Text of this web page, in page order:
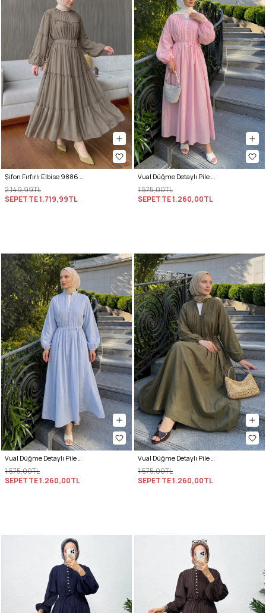
Şifon Fırfırlı Elbise 9886 - HAKİ
2.149,99TL
SEPETTE1.719,99TL
Vual Düğme Detaylı Pile Elbise 5007 - PEMBE
1.575,00TL
SEPETTE1.260,00TL
Vual Düğme Detaylı Pile Elbise 5007 - BEBE MAVİSİ
1.575,00TL
SEPETTE1.260,00TL
Vual Düğme Detaylı Pile Elbise 5007 - KOYU HAKİ
1.575,00TL
SEPETTE1.260,00TL